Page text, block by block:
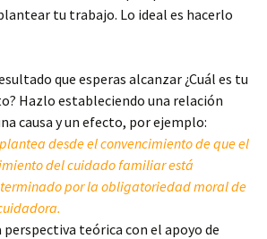
tu trabajo. Lo ideal es hacerlo
que esperas alcanzar ¿Cuál es tu
Hazlo estableciendo una relación
causa y un efecto, por ejemplo:
desde el convencimiento de que el
del cuidado familiar está
por la obligatoriedad moral de
teórica con el apoyo de